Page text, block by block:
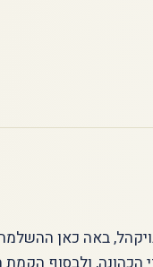
באה כאן